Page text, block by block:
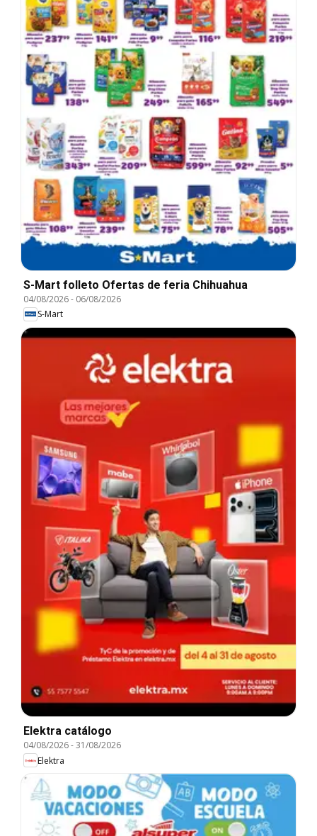
S-Mart folleto Ofertas de feria Chihuahua
04/08/2026- 06/08/2026
S-Mart
Elektra catálogo
04/08/2026-31/08/2026
Elektra